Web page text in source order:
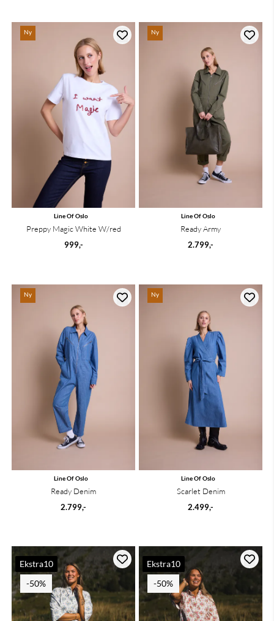
Ny
Line Of Oslo
Preppy Magic White W/red
999,-
Ny
Line Of Oslo
Ready Army
2.799,-
Ny
Line Of Oslo
Ready Denim
2.799,-
Ny
Line Of Oslo
Scarlet Denim
2.499,-
Ekstra10
-50%
Ekstra10
-50%